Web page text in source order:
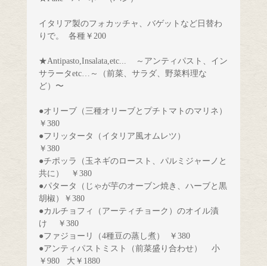
イタリア製のフォカッチャ、バゲットなど日替わ
りで。  各種￥200
★Antipasto,Insalata,etc...
～アンティパスト、イン
サラータetc…～（前菜、サラダ、野菜料理な
ど）〜
●オリーブ（三種オリーブとプチトマトのマリネ）
￥380
●フリッタータ（イタリア風オムレツ）
￥380
●チポッラ（玉ネギのロースト、パルミジャーノと
共に）
￥380
●パタータ（じゃが芋のオーブン焼き、ハーブと黒
胡椒）￥380
●カルチョフィ（アーティチョーク）のオイル漬
け　 ￥380
●ファジョーリ（4種豆の蒸し煮）
￥380
●アンティパストミスト（前菜盛り合わせ）
小
￥980
大￥1880